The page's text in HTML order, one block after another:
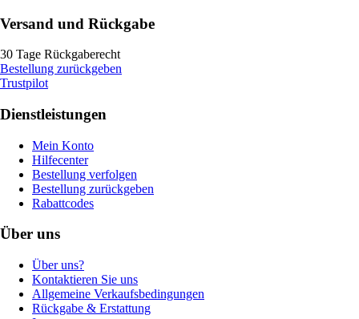
Versand und Rückgabe
30 Tage Rückgaberecht
Bestellung zurückgeben
Trustpilot
Dienstleistungen
Mein Konto
Hilfecenter
Bestellung verfolgen
Bestellung zurückgeben
Rabattcodes
Über uns
Über uns?
Kontaktieren Sie uns
Allgemeine Verkaufsbedingungen
Rückgabe & Erstattung